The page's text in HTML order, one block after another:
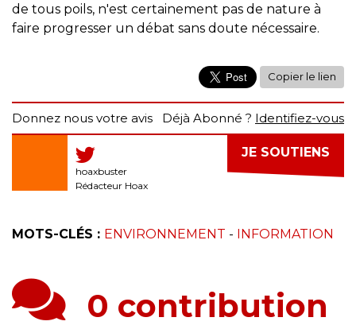
de tous poils, n'est certainement pas de nature à
faire progresser un débat sans doute nécessaire.
Copier le lien
Donnez nous votre avis Déjà Abonné ? Identifiez-vous
JE SOUTIENS
hoaxbuster
Rédacteur Hoax
MOTS-CLÉS : ENVIRONNEMENT - INFORMATION
0 contribution